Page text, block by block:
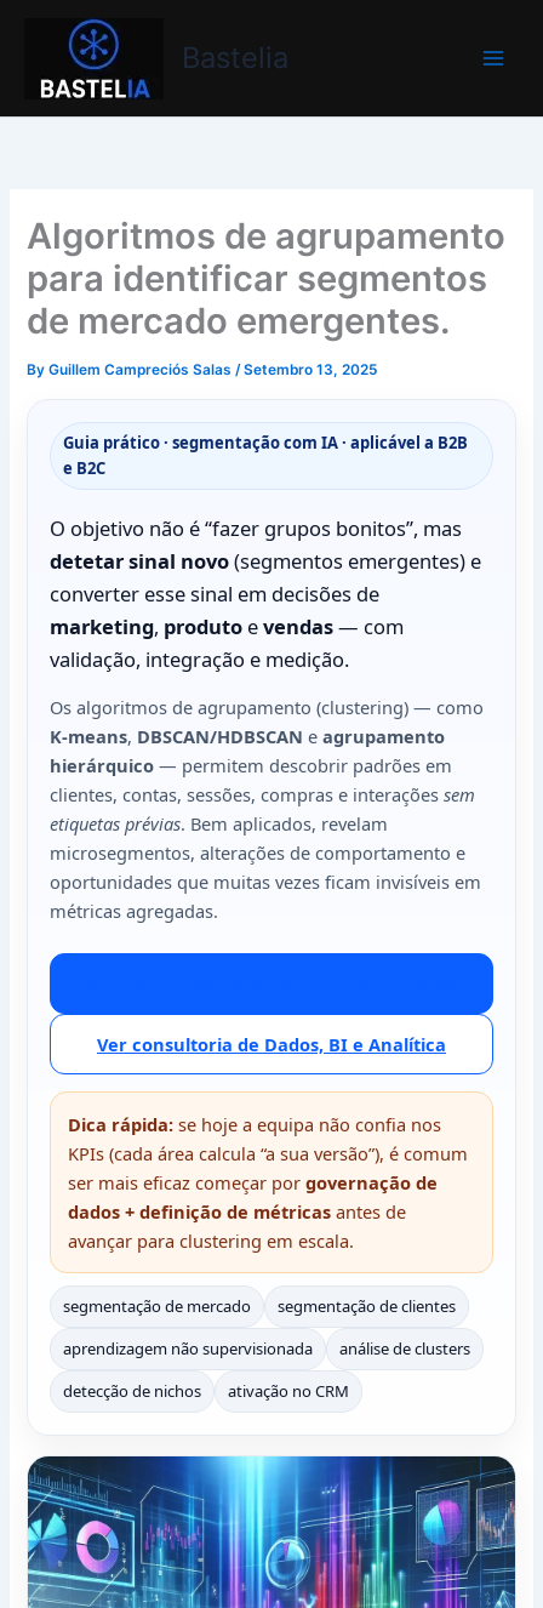
Bastelia
Bastelia
Algoritmos de agrupamento
para identificar segmentos
de mercado emergentes.
ByGuillem Campreciós Salas/Setembro 13, 2025
Guia prático · segmentação com IA · aplicável a B2B
e B2C
O objetivo não é “fazer grupos bonitos”, mas
detetar sinal novo(segmentos emergentes) e
converter esse sinal em decisões de
marketing, produto evendas— com
validação, integração e medição.
Os algoritmos de agrupamento (clustering) — como
K-means, DBSCAN/HDBSCAN eagrupamento
hierárquico — permitem descobrir padrões em
clientes, contas, sessões, compras e interaçõessem
etiquetas prévias. Bem aplicados, revelam
microsegmentos, alterações de comportamento e
oportunidades que muitas vezes ficam invisíveis em
métricas agregadas.
Ver consultoria de Dados, BI e Analítica
Dica rápida: se hoje a equipa não confia nos
KPIs (cada área calcula “a sua versão”), é comum
ser mais eficaz começar porgovernação de
dados + definição de métricas antes de
avançar para clustering em escala.
segmentação de mercado
segmentação de clientes
aprendizagem não supervisionada
análise de clusters
detecção de nichos
ativação no CRM